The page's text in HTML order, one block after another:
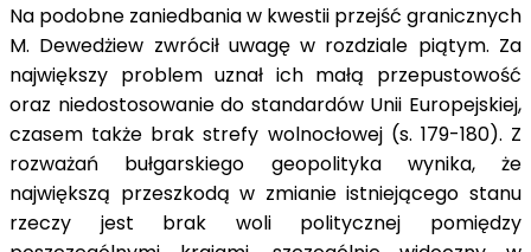
Na podobne zaniedbania w kwestii przejść granicznych
M. Dewedżiew zwrócił uwagę w rozdziale piątym. Za
największy problem uznał ich małą przepustowość
oraz niedostosowanie do standardów Unii Europejskiej,
czasem także brak strefy wolnocłowej (s. 179-180). Z
rozważań bułgarskiego geopolityka wynika, że
największą przeszkodą w zmianie istniejącego stanu
rzeczy jest brak woli politycznej pomiędzy